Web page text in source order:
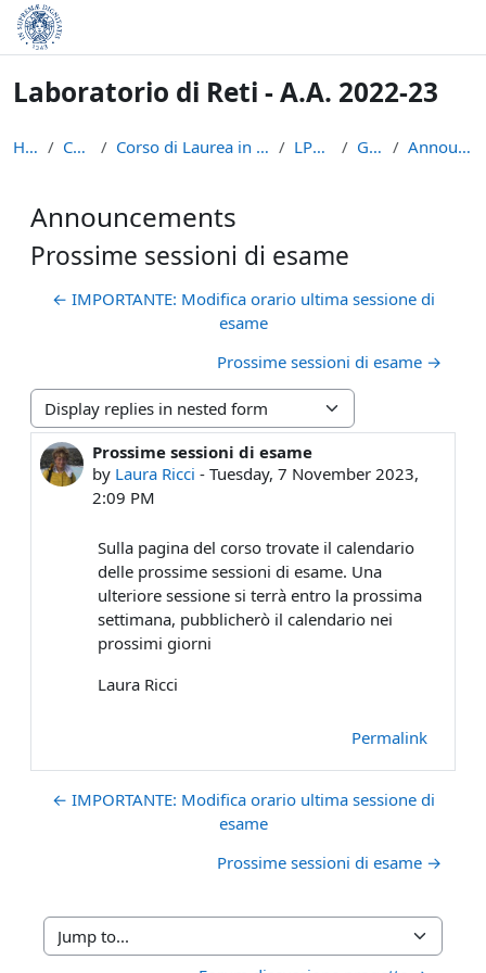
Skip to main content
Laboratorio di Reti - A.A. 2022-23
Home Courses Corso di Laurea in Informatica (L-31) LPR-22-23 General Announcements
Announcements
Prossime sessioni di esame
← IMPORTANTE: Modifica orario ultima sessione di
esame
Prossime sessioni di esame →
Display mode
Prossime sessioni di esame
by Laura Ricci -Tuesday, 7 November 2023,
2:09 PM
Number of replies: 0
Sulla pagina del corso trovate il calendario
delle prossime sessioni di esame. Una
ulteriore sessione si terrà entro la prossima
settimana, pubblicherò il calendario nei
prossimi giorni
Laura Ricci
Permalink
← IMPORTANTE: Modifica orario ultima sessione di
esame
Prossime sessioni di esame →
Jump to...